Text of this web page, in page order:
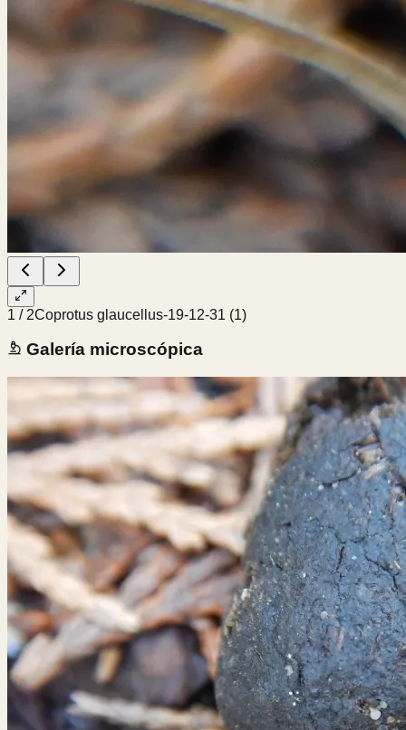
1 / 2Coprotus glaucellus-19-12-31 (1)
Galería microscópica